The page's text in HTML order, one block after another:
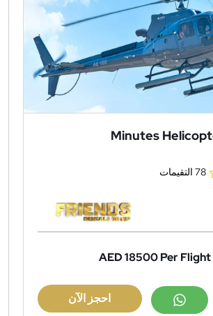
78 التقيمات
AED 18500Per
احجز الآن